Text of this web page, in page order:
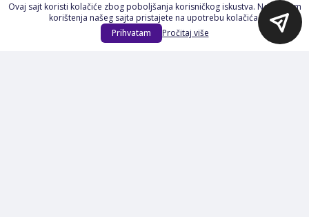
Početna
Na Akciji
Izdvajamo
Ovaj sajt koristi kolačiće zbog poboljšanja korisničkog iskustva. Nastavkom
korištenja našeg sajta pristajete na upotrebu kolačića.
Prihvatam
Pročitaj više